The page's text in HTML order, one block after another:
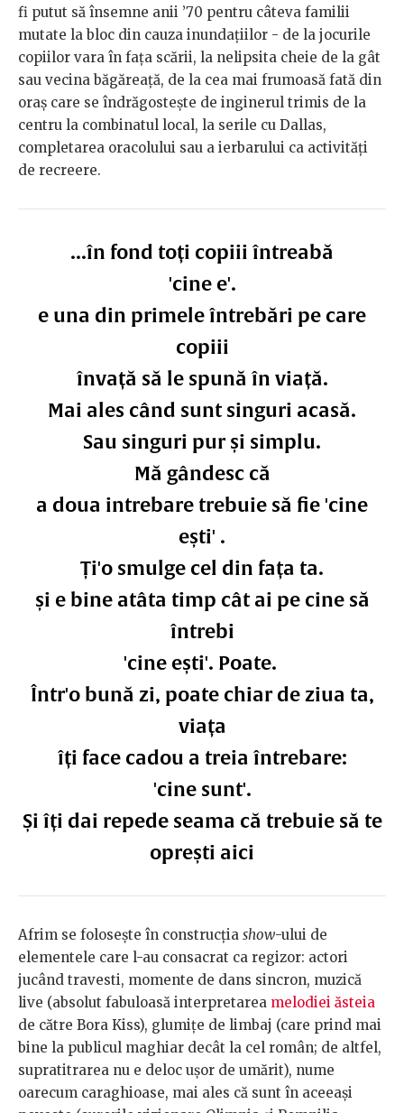
fi putut să însemne anii ’70 pentru câteva familii
mutate la bloc din cauza inundațiilor - de la jocurile
copiilor vara în fața scării, la nelipsita cheie de la gât
sau vecina băgăreață, de la cea mai frumoasă fată din
oraș care se îndrăgostește de inginerul trimis de la
centru la combinatul local, la serile cu Dallas,
completarea oracolului sau a ierbarului ca activități
de recreere.
...în fond toți copiii întreabă
'cine e'.
e una din primele întrebări pe care
copiii
învață să le spună în viață.
Mai ales când sunt singuri acasă.
Sau singuri pur și simplu.
Mă gândesc că
a doua intrebare trebuie să fie 'cine
ești' .
Ți'o smulge cel din fața ta.
și e bine atâta timp cât ai pe cine să
întrebi
'cine ești'. Poate.
Într'o bună zi, poate chiar de ziua ta,
viața
îți face cadou a treia întrebare:
'cine sunt'.
Și îți dai repede seama că trebuie să te
oprești aici
Afrim se folosește în construcția show-ului de
elementele care l-au consacrat ca regizor: actori
jucând travesti, momente de dans sincron, muzică
live (absolut fabuloasă interpretarea melodiei ăsteia
de către Bora Kiss), glumițe de limbaj (care prind mai
bine la publicul maghiar decât la cel român; de altfel,
supratitrarea nu e deloc ușor de umărit), nume
oarecum caraghioase, mai ales că sunt în aceeași